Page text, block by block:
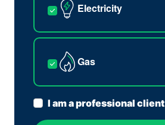
Electricity
Gas
I am a professional client